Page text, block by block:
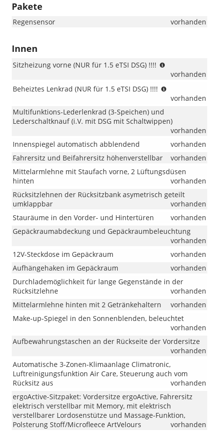
Pakete
Regensensor vorhanden
Innen
Sitzheizung vorne (NUR für 1.5 eTSI DSG) !!!!
für
DSG)
vorhanden
Beheiztes Lenkrad (NUR für 1.5 eTSI DSG) !!!!
für
DSG)
!!!!
vorhanden
Multifunktions-Lederlenkrad (3-Speichen) und
Lederschaltknauf (i.V. mit DSG mit Schaltwippen)
vorhanden
Innenspiegel automatisch abblendend
vorhanden
Fahrersitz und Beifahrersitz höhenverstellbar
vorhanden
Mittelarmlehne mit Staufach vorne, 2 Lüftungsdüsen
hinten
vorhanden
Rücksitzlehnen der Rücksitzbank asymetrisch geteilt
umklappbar
vorhanden
Stauräume in den Vorder- und Hintertüren
vorhanden
Gepäckraumabdeckung und Gepäckraumbeleuchtung
vorhanden
12V-Steckdose im Gepäckraum
vorhanden
Aufhängehaken im Gepäckraum
vorhanden
Durchlademöglichkeit für lange Gegenstände in der
Rücksitzlehne
vorhanden
Mittelarmlehne hinten mit 2 Getränkehaltern
vorhanden
Make-up-Spiegel in den Sonnenblenden, beleuchtet
vorhanden
Aufbewahrungstaschen an der Rückseite der Vordersitze
vorhanden
Automatische 3-Zonen-Klimaanlage Climatronic,
Luftreinigungsfunktion Air Care, Steuerung auch vom
Rücksitz aus
vorhanden
ergoActive-Sitzpaket: Vordersitze ergoActive, Fahrersitz
elektrisch verstellbar mit Memory, mit elektrisch
verstellbarer Lordosenstütze und Massage-Funktion,
Polsterung Stoff/Microfleece ArtVelours
vorhanden